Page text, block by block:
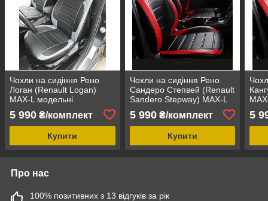
Чохли на сидіння Рено
Логан (Renault Logan)
MAX-L модельні
аригона
5 990 ₴/комплект
Купити
Чохли на сидіння Рено
Сандеро Степвей (Renault
Sandero Stepway) MAX-L
екошкіра аригона
5 990₴/комплект
Купити
5
Про нас
100% позитивних з 13 відгуків за рік